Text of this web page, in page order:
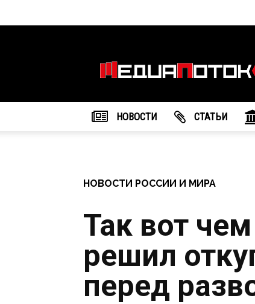
агентство
"МедиаПоток"
НОВОСТИ CТАТЬИ
НОВОСТИ РОССИИ И МИРА
Так вот
решил
перед